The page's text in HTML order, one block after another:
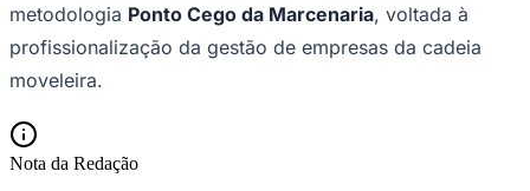
metodologia Ponto Cego da Marcenaria, voltada à
profissionalização da gestão de empresas da cadeia
moveleira.
Nota da Redação